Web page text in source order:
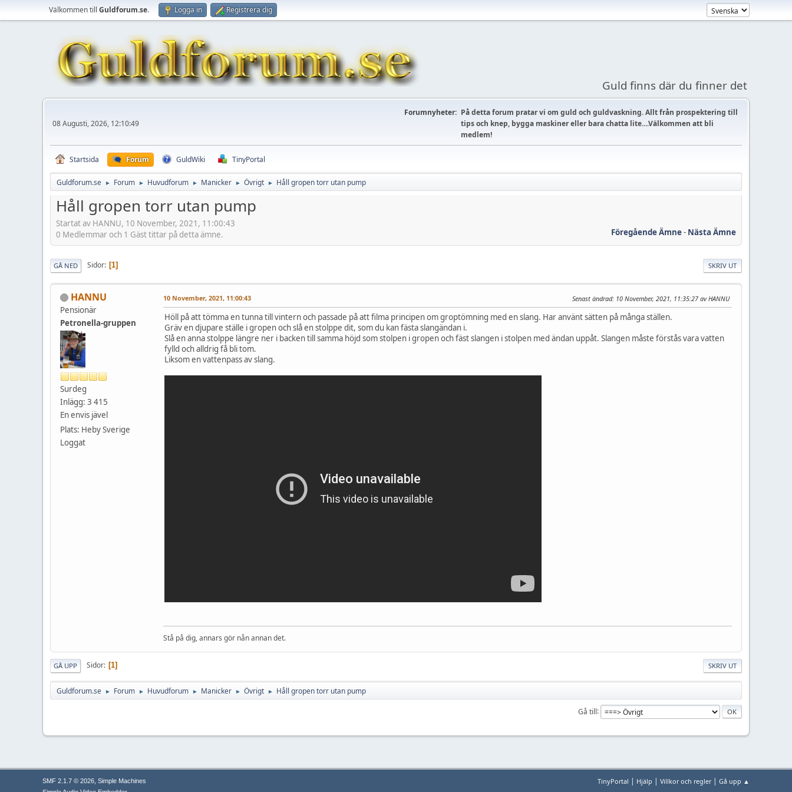
Välkommen till Guldforum.se. Logga in Registrera dig
Guld finns där du finner det
08 Augusti, 2026, 12:10:49
Forumnyheter: På detta forum pratar vi om guld och guldvaskning. Allt från prospektering till
tips och knep, bygga maskiner eller bara chatta lite....Välkommen att bli
medlem!
Startsida Forum GuldWiki TinyPortal
Guldforum.se ► Forum ► Huvudforum ► Manicker ► Övrigt ► Håll gropen torr utan pump
Håll gropen torr utan pump
Startat av HANNU, 10 November, 2021, 11:00:43
Föregående Ämne- Nästa Ämne
0 Medlemmar och 1 Gäst tittar på detta ämne.
SKRIV UT
GÅ NED Sidor 1
HANNU
Pensionär
Petronella-gruppen
Surdeg
Inlägg: 3 415
En envis jävel
Plats: Heby Sverige
Loggat
10 November, 2021, 11:00:43 Senast ändrad: 10 November, 2021, 11:35:27 av HANNU
Höll på att tömma en tunna till vintern och passade på att filma principen om groptömning med en slang. Har använt sätten på många ställen.
Gräv en djupare ställe i gropen och slå en stolppe dit, som du kan fästa slangändan i.
Slå en anna stolppe längre ner i backen till samma höjd som stolpen i gropen och fäst slangen i stolpen med ändan uppåt. Slangen måste förstås vara vatten
fylld och alldrig få bli tom.
Liksom en vattenpass av slang.
Stå på dig, annars gör nån annan det.
SKRIV UT
GÅ UPP Sidor 1
Guldforum.se ► Forum ► Huvudforum ► Manicker ► Övrigt ► Håll gropen torr utan pump
Gå till
TinyPortal | Hjälp | Villkor och regler| Gå upp ▲
SMF 2.1.7 © 2026, Simple Machines